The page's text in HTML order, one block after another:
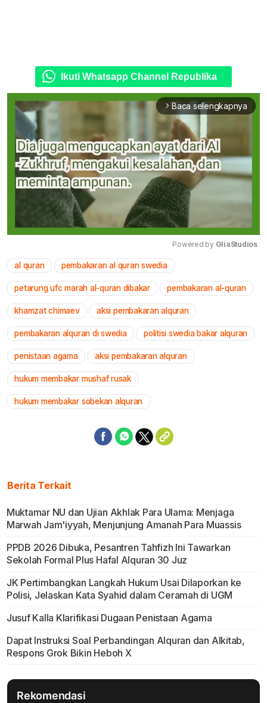
Ikuti Whatsapp Channel Republika
arrow_forward_ios Baca selengkapnya
Powered by GliaStudios
al quran pembakaran al quran swedia
petarung ufc marah al-quran dibakar pembakaran al-quran
khamzat chimaev aksi pembakaran alquran
pembakaran alquran di swedia politisi swedia bakar alquran
penistaan agama aksi pembakaran alquran
hukum membakar mushaf rusak
hukum membakar sobekan alquran
Berita Terkait
Muktamar NU dan Ujian Akhlak Para Ulama: Menjaga
Marwah Jam'iyyah, Menjunjung Amanah Para Muassis
PPDB 2026 Dibuka, Pesantren Tahfizh Ini Tawarkan
Sekolah Formal Plus Hafal Alquran 30 Juz
JK Pertimbangkan Langkah Hukum Usai Dilaporkan ke
Polisi, Jelaskan Kata Syahid dalam Ceramah di UGM
Jusuf Kalla Klarifikasi Dugaan Penistaan Agama
Dapat Instruksi Soal Perbandingan Alquran dan Alkitab,
Respons Grok Bikin Heboh X
Rekomendasi